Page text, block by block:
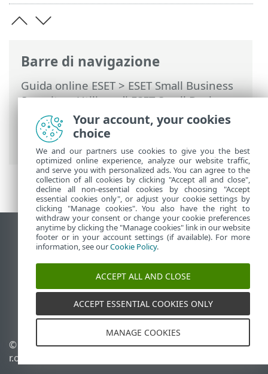
Barre di navigazione
Guida online ESET>ESET Small Business
Security>Utilizzo di ESET Small Business
Security
>Configurazione>Protezione
rete> Finestre di dialogo: protezione di
rete > Modifica dell'applicazione
Visualizza sito desktop
End of Life
ESET Knowledge Base
ESET Status Portal
Supporto regionale
© 1992 - 2026 ESET, spol. s
r.o. - Tutti i diritti riservati.
Gestisci cookie
Your account, your cookies
choice
We and our partners use cookies to give you the best
optimized online experience, analyze our website traffic,
and serve you with personalized ads. You can agree to the
collection of all cookies by clicking "Accept all and close",
decline all non-essential cookies by choosing "Accept
essential cookies only", or adjust your cookie settings by
clicking "Manage cookies". You also have the right to
withdraw your consent or change your cookie preferences
anytime by clicking the "Manage cookies" link in our website
footer or in your account settings (if available). For more
information, see ourCookie Policy.
ACCEPT ALL AND CLOSE
ACCEPT ESSENTIAL COOKIES ONLY
MANAGE COOKIES